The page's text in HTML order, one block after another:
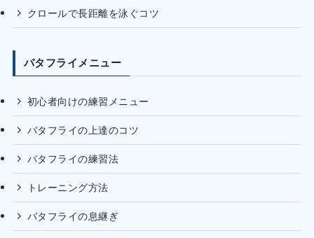
クロールで長距離を泳ぐコツ
バタフライメニュー
初心者向けの練習メニュー
バタフライの上達のコツ
バタフライの練習法
トレーニング方法
バタフライの息継ぎ